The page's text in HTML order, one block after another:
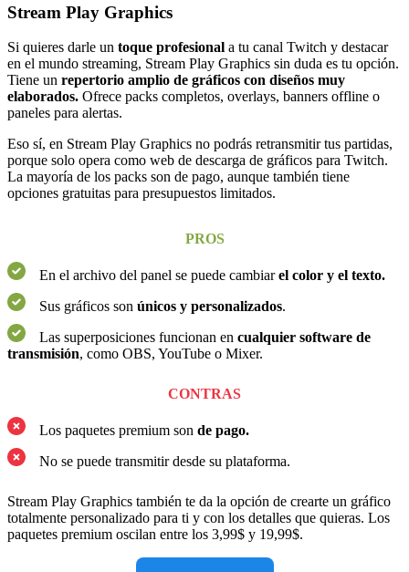
Stream Play Graphics
Si quieres darle un toque profesional a tu canal Twitch y destacar
en el mundo streaming, Stream Play Graphics sin duda es tu opción.
Tiene un repertorio amplio de gráficos con diseños muy
elaborados. Ofrece packs completos, overlays, banners offline o
paneles para alertas.
Eso sí, en Stream Play Graphics no podrás retransmitir tus partidas,
porque solo opera como web de descarga de gráficos para Twitch.
La mayoría de los packs son de pago, aunque también tiene
opciones gratuitas para presupuestos limitados.
PROS
En el archivo del panel se puede cambiarel color y el texto.
Sus gráficos son únicos y personalizados.
Las superposiciones funcionan en cualquier software de
transmisión, como OBS, YouTube o Mixer.
CONTRAS
Los paquetes premium son de pago.
No se puede transmitir desde su plataforma.
Stream Play Graphics también te da la opción de crearte un gráfico
totalmente personalizado para ti y con los detalles que quieras. Los
paquetes premium oscilan entre los 3,99$ y 19,99$.